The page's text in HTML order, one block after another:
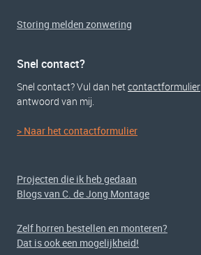
Storing melden zonwering
Snel contact?
Snel contact? Vul dan hetcontactformulier
antwoord van mij.
> Naar het contactformulier
Projecten die ik heb gedaan
Blogs van C. de Jong Montage
Zelf horren bestellen en monteren?
Dat is ook een mogelijkheid!